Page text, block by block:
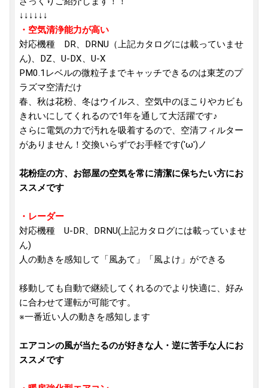
↓↓↓↓↓↓
・空気清浄能力が高い
対応機種 DR、DRNU（上記カタログには載っていませ
ん)、DZ、U-DX、U-X
PM0.1レベルの微粒子までキャッチできるのは東芝のプ
ラズマ空清だけ
春、秋は花粉、冬はウイルス、空気中のほこりやカビも
きれいにしてくれるので1年を通して大活躍です♪
さらに電気の力で汚れを吸着するので、空清フィルター
がありません！交換いらずでお手軽です('ω')ノ
花粉症の方、お部屋の空気を常に清潔に保ちたい方にお
ススメです
・レーダー
対応機種 U-DR、DRNU(上記カタログには載っていませ
ん)
人の動きを感知して「風あて」「風よけ」ができる
移動しても自動で継続してくれるのでより快適に、好み
に合わせて運転が可能です。
※一番近い人の動きを感知します
エアコンの風が当たるのが好きな人・逆に苦手な人にお
ススメです